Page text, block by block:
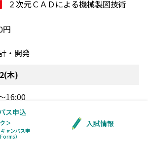
２次元ＣＡＤによる機械製図技術
円
・開発
木)
16:00
ス申込
＞
キャンパス申
）
入試情報